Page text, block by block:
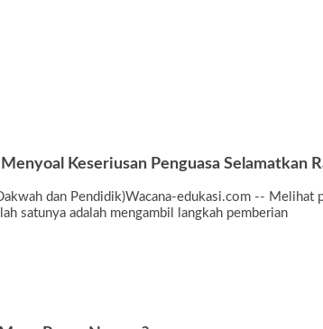
Keseriusan Penguasa Selamatkan
dan Pendidik)Wacana-edukasi.com -- Melihat
satunya adalah mengambil langkah pemberian